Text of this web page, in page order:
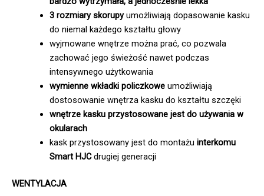
3 rozmiary skorupyumożliwiają dopasowanie kasku
do niemal każdego kształtu głowy
wyjmowane wnętrze można prać, co pozwala
zachować jego świeżość nawet podczas
intensywnego użytkowania
wymienne wkładki policzkoweumożliwiają
dostosowanie wnętrza kasku do kształtu szczęki
wnętrze kasku przystosowane jest do używania w
okularach
kask przystosowany jest do montażu interkomu
Smart HJCdrugiej generacji
WENTYLACJA